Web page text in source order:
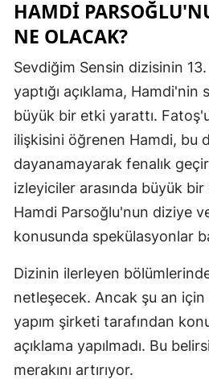
HAMDI
NE OLACAK?
Sevdiğim Sensin dizisinin
yaptığı açıklama, Hamdi'nin
büyük bir etki yarattı.
ilişkisini öğrenen Hamdi, bu
dayanamayarak fenalık
izleyiciler arasında büyük
Hamdi Parsoğlu'nun diziye
konusunda spekülasyonlar
Dizinin ilerleyen
netleşecek. Ancak şu an
yapım şirketi tarafından
açıklama yapılmadı. Bu
merakını artırıyor.